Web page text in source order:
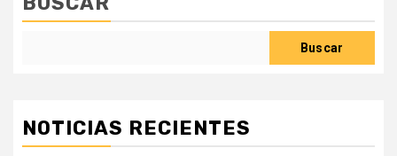
Buscar
NOTICIAS RECIENTES